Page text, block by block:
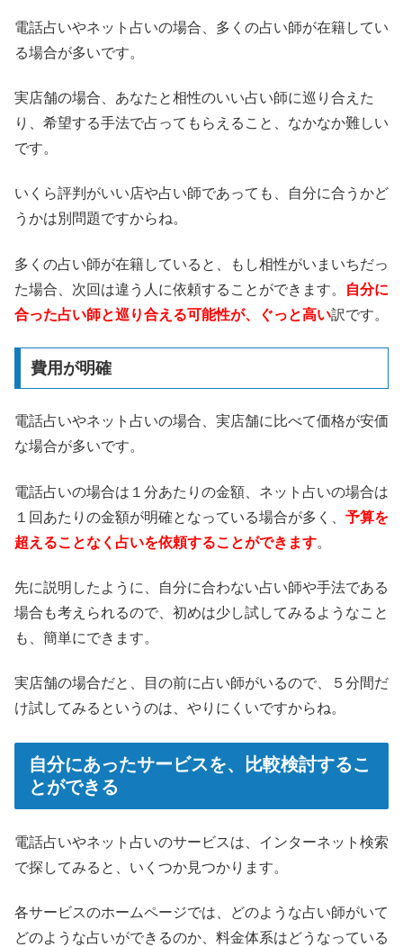
電話占いやネット占いの場合、多くの占い師が在籍してい
る場合が多いです。
実店舗の場合、あなたと相性のいい占い師に巡り合えた
り、希望する手法で占ってもらえること、なかなか難しい
です。
いくら評判がいい店や占い師であっても、自分に合うかど
うかは別問題ですからね。
多くの占い師が在籍していると、もし相性がいまいちだっ
た場合、次回は違う人に依頼することができます。
自分に
合った占い師と巡り合える可能性が、ぐっと高い訳です。
費用が明確
電話占いやネット占いの場合、実店舗に比べて価格が安価
な場合が多いです。
電話占いの場合は１分あたりの金額、ネット占いの場合は
１回あたりの金額が明確となっている場合が多く、 予算を
超えることなく占いを依頼することができます。
先に説明したように、自分に合わない占い師や手法である
場合も考えられるので、初めは少し試してみるようなこと
も、簡単にできます。
実店舗の場合だと、目の前に占い師がいるので、５分間だ
け試してみるというのは、やりにくいですからね。
自分にあったサービスを、比較検討するこ
とができる
電話占いやネット占いのサービスは、インターネット検索
で探してみると、いくつか見つかります。
各サービスのホームページでは、どのような占い師がいて
どのような占いができるのか、料金体系はどうなっている